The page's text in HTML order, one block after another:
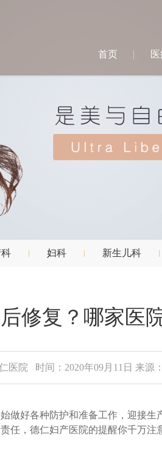
首页
妇科 新生儿科
修复？哪家医
医院 时间：2020年09月11日 来源：
好各种防护和准备工作，迎接生
任，德仁妇产医院的提醒你千万注